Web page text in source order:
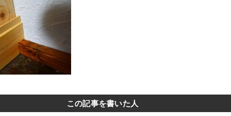
この記事を書いた人